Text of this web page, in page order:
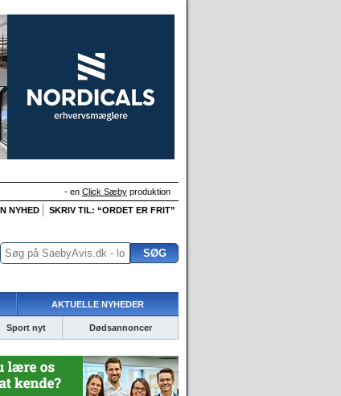
- en Click Sæby produktion
NYHED SKRIV TIL: “ORDET ER FRIT”
AKTUELLE NYHEDER
Sport nyt Dødsannoncer